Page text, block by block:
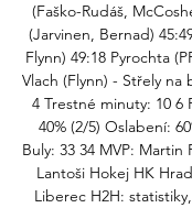
(Faško-Rudáš,
(Jarvinen, Bernad)
Flynn) 49:18 Pyrochta
Vlach (Flynn) - Střely na
4 Trestné minuty: 10 6
40% (2/5) Oslabení:
Buly: 33 34 MVP: Martin
Lantoši Hokej HK
Liberec H2H: